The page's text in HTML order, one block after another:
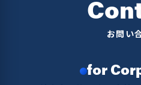
お問い
for